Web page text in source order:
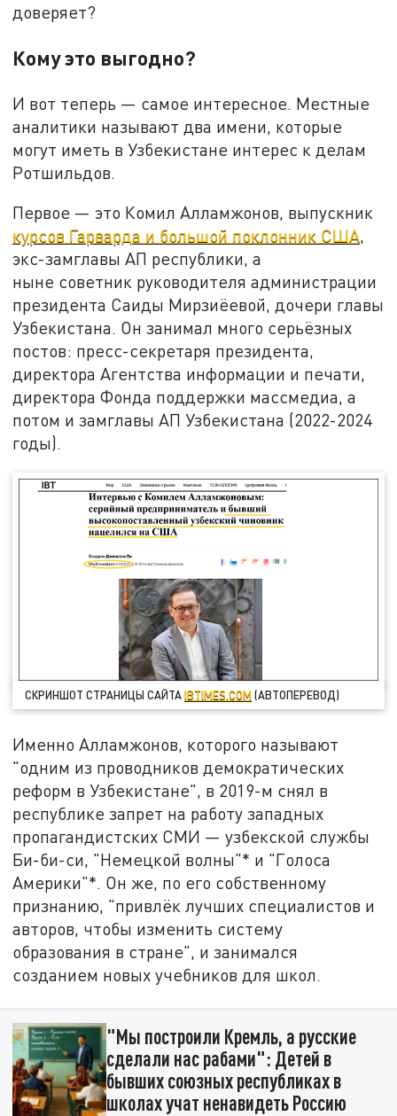
доверяет?
Кому это выгодно?
И вот теперь — самое интересное. Местные
аналитики называют два имени, которые
могут иметь в Узбекистане интерес к делам
Ротшильдов.
Первое — это Комил Алламжонов, выпускник
курсов Гарварда и большой поклонник США,
экс-замглавы АП республики, а
ныне советник руководителя администрации
президента Саиды Мирзиёевой, дочери главы
Узбекистана. Он занимал много серьёзных
постов: пресс-секретаря президента,
директора Агентства информации и печати,
директора Фонда поддержки массмедиа, а
потом и замглавы АП Узбекистана (2022-2024
годы).
СКРИНШОТ СТРАНИЦЫ САЙТАIBTIMES.COM (АВТОПЕРЕВОД)
Именно Алламжонов, которого называют
"одним из проводников демократических
реформ в Узбекистане", в 2019-м снял в
республике запрет на работу западных
пропагандистских СМИ — узбекской службы
Би-би-си, "Немецкой волны"* и "Голоса
Америки"*. Он же, по его собственному
признанию, "привлёк лучших специалистов и
авторов, чтобы изменить систему
образования в стране", и занимался
созданием новых учебников для школ.
"Мы построили Кремль, а русские
сделали нас рабами": Детей в
бывших союзных республиках в
школах учат ненавидеть Россию